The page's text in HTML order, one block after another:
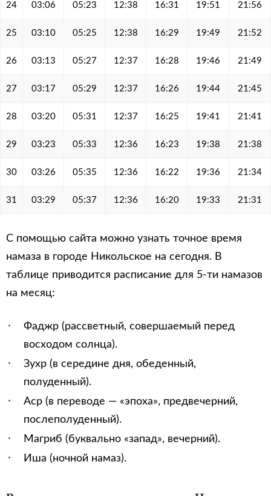
24 03:06 05:23 12:38 16:31 19:51 21:56
25 03:10 05:25 12:38 16:29 19:49 21:52
26 03:13 05:27 12:37 16:28 19:46 21:49
27 03:17 05:29 12:37 16:26 19:44 21:45
28 03:20 05:31 12:37 16:25 19:41 21:41
29 03:23 05:33 12:36 16:23 19:38 21:38
30 03:26 05:35 12:36 16:22 19:36 21:34
31 03:29 05:37 12:36 16:20 19:33 21:31
С помощью сайта можно узнать точное время
намаза в городе Никольское на сегодня. В
таблице приводится расписание для 5-ти намазов
на месяц:
Фаджр (рассветный, совершаемый перед
восходом солнца).
Зухр (в середине дня, обеденный,
полуденный).
Аср (в переводе — «эпоха», предвечерний,
послеполуденный).
Магриб (буквально «запад», вечерний).
Иша (ночной намаз).